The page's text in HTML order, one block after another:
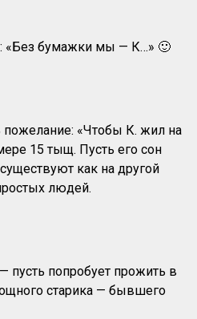
«Без бумажки мы — К…» 🙂
пожелание: «Чтобы К. жил на
15 тыщ. Пусть его сон
как на другой
людей.
пусть попробует прожить в
старика — бывшего